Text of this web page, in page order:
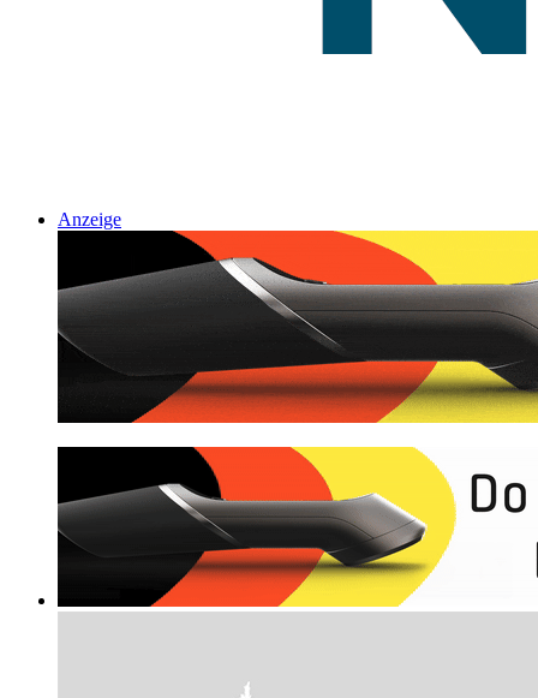
Anzeige